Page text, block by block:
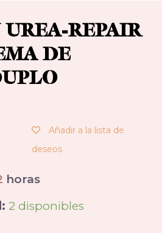
REPAIR
DE
Añadir a la lista de
deseos
horas
2 disponibles